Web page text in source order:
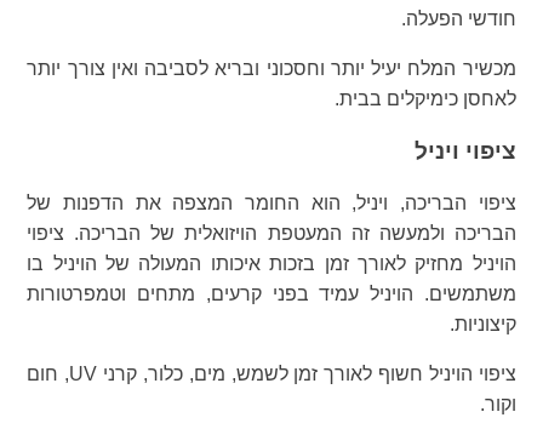
חודשי הפעלה.
מכשיר המלח יעיל יותר וחסכוני ובריא לסביבה ואין צורך יותר
לאחסן כימיקלים בבית.
ציפוי ויניל
ציפוי הבריכה, ויניל, הוא החומר המצפה את הדפנות של
הבריכה ולמעשה זה המעטפת הויזואלית של הבריכה. ציפוי
הויניל מחזיק לאורך זמן בזכות איכותו המעולה של הויניל בו
משתמשים. הויניל עמיד בפני קרעים, מתחים וטמפרטורות
קיצוניות.
ציפוי הויניל חשוף לאורך זמן לשמש, מים, כלור, קרני UV, חום
וקור.